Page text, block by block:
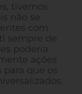
tivemos
não se
com
sempre de
poderia
ações
que os